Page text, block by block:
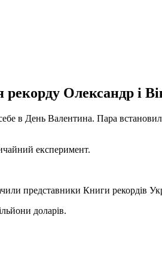
Олександр і
в День Валентина. Пара
експеримент.
представники Книги рекордів
доларів.